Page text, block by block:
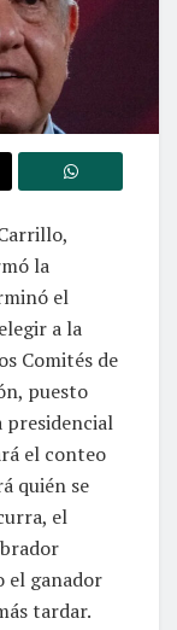
la
el
a la
Comités de
puesto
presidencial
el conteo
quién se
el
el ganador
tardar.